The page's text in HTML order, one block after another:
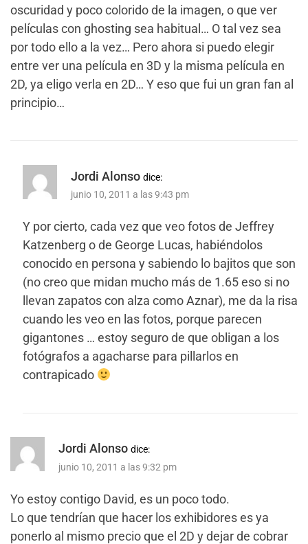
oscuridad y poco colorido de la imagen, o que ver
películas con ghosting sea habitual… O tal vez sea
por todo ello a la vez… Pero ahora si puedo elegir
entre ver una película en 3D y la misma película en
2D, ya eligo verla en 2D… Y eso que fui un gran fan al
principio…
Jordi Alonso dice:
junio 10, 2011 a las 9:43 pm
Y por cierto, cada vez que veo fotos de Jeffrey
Katzenberg o de George Lucas, habiéndolos
conocido en persona y sabiendo lo bajitos que son
(no creo que midan mucho más de 1.65 eso si no
llevan zapatos con alza como Aznar), me da la risa
cuando les veo en las fotos, porque parecen
gigantones … estoy seguro de que obligan a los
fotógrafos a agacharse para pillarlos en
contrapicado
Jordi Alonso dice:
junio 10, 2011 a las 9:32 pm
Yo estoy contigo David, es un poco todo.
Lo que tendrían que hacer los exhibidores es ya
ponerlo al mismo precio que el 2D y dejar de cobrar